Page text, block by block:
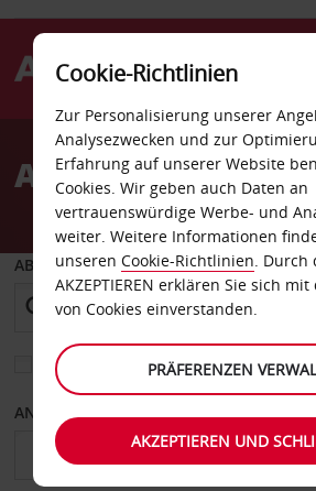
AvisAutovermietung
ABHOLEN VON
Eine andere Rückgabestation
ANFANGSDATUM
Cookie-Richtlinien
Zur Personalisierung unserer
Analysezwecken und zur
Erfahrung auf unserer Website
Cookies. Wir geben auch Daten an
vertrauenswürdige Werbe- und
weiter. Weitere Informationen
unseren Cookie-Richtlinien. Durch
AKZEPTIEREN erklären Sie sich
von Cookies einverstanden.
PRÄFERENZEN
AKZEPTIEREN UND